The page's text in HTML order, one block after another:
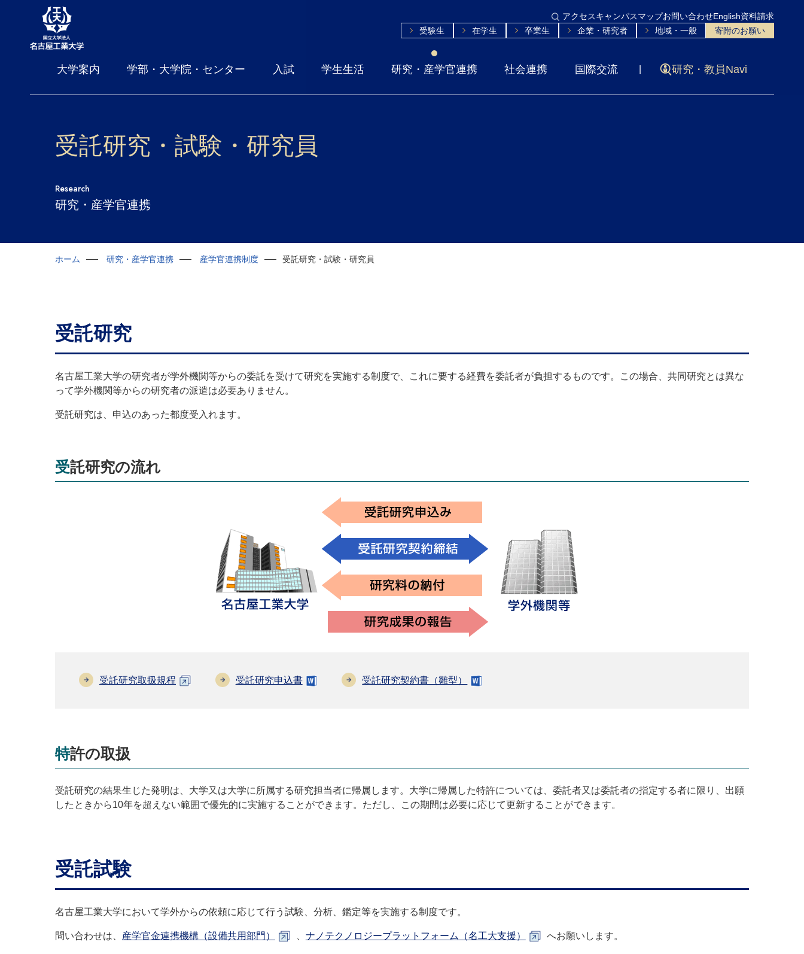
アクセスキャンパスマップお問い合わせEnglish資料請求
受験生
在学生 卒業生 企業・研究者 地域・一般 寄附のお願い
大学案内 学部・大学院・センター 入試 学生生活 研究・産学官連携 社会連携 国際交流 研究・教員Navi
受託研究・試験・研究員
Research
研究・産学官連携
ホーム 研究・産学官連携 産学官連携制度 受託研究・試験・研究員
受託研究
名古屋工業大学の研究者が学外機関等からの委託を受けて研究を実施する制度で、これに要する経費を委託者が負担するものです。この場合、共同研究とは異な
って学外機関等からの研究者の派遣は必要ありません。
受託研究は、申込のあった都度受入れます。
受託研究の流れ
受託研究取扱規程 受託研究申込書 受託研究契約書（雛型）
特許の取扱
受託研究の結果生じた発明は、大学又は大学に所属する研究担当者に帰属します。大学に帰属した特許については、委託者又は委託者の指定する者に限り、出願
したときから10年を超えない範囲で優先的に実施することができます。ただし、この期間は必要に応じて更新することができます。
受託試験
名古屋工業大学において学外からの依頼に応じて行う試験、分析、鑑定等を実施する制度です。
問い合わせは、 産学官金連携機構（設備共用部門） ナノテクノロジープラットフォーム（名工大支援） へお願いします。